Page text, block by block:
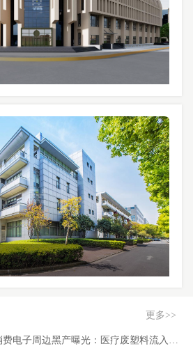
更多>>